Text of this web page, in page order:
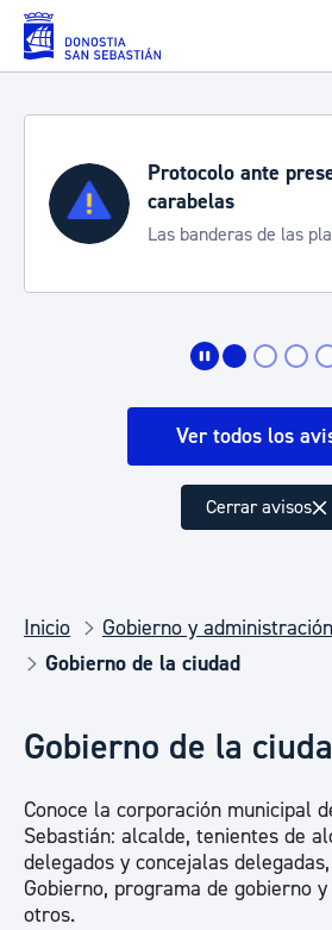
Saltar al contenido principal
Protocolo ante
carabelas
Las banderas de las
Ver todos los
Cerrar avisos
Inicio
Gobierno y
Gobierno de la ciudad
Gobierno de la
Conoce la corporación municipal
Sebastián: alcalde, tenientes de
delegados y concejalas
Gobierno, programa de gobierno
otros.